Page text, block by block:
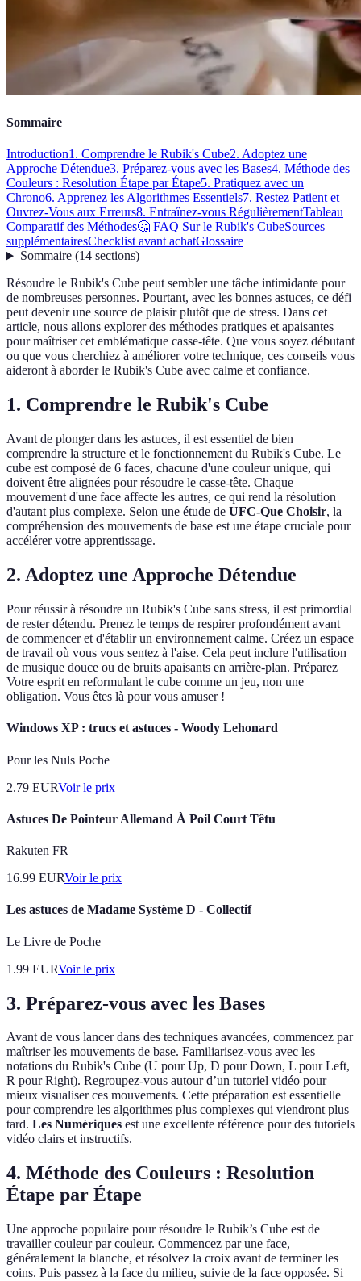
Sommaire
Introduction1. Comprendre le Rubik's Cube2. Adoptez une
Approche Détendue3. Préparez-vous avec les Bases4. Méthode des
Couleurs : Resolution Étape par Étape5. Pratiquez avec un
Chrono6. Apprenez les Algorithmes Essentiels7. Restez Patient et
Ouvrez-Vous aux Erreurs8. Entraînez-vous RégulièrementTableau
Comparatif des Méthodes🤔 FAQ Sur le Rubik's CubeSources
supplémentairesChecklist avant achatGlossaire
Sommaire(14 sections)
Résoudre le Rubik's Cube peut sembler une tâche intimidante pour
de nombreuses personnes. Pourtant, avec les bonnes astuces, ce défi
peut devenir une source de plaisir plutôt que de stress. Dans cet
article, nous allons explorer des méthodes pratiques et apaisantes
pour maîtriser cet emblématique casse-tête. Que vous soyez débutant
ou que vous cherchiez à améliorer votre technique, ces conseils vous
aideront à aborder le Rubik's Cube avec calme et confiance.
1. Comprendre le Rubik's Cube
Avant de plonger dans les astuces, il est essentiel de bien
comprendre la structure et le fonctionnement du Rubik's Cube. Le
cube est composé de 6 faces, chacune d'une couleur unique, qui
doivent être alignées pour résoudre le casse-tête. Chaque
mouvement d'une face affecte les autres, ce qui rend la résolution
d'autant plus complexe. Selon une étude de UFC-Que Choisir, la
compréhension des mouvements de base est une étape cruciale pour
accélérer votre apprentissage.
2. Adoptez une Approche Détendue
Pour réussir à résoudre un Rubik's Cube sans stress, il est primordial
de rester détendu. Prenez le temps de respirer profondément avant
de commencer et d'établir un environnement calme. Créez un espace
de travail où vous vous sentez à l'aise. Cela peut inclure l'utilisation
de musique douce ou de bruits apaisants en arrière-plan. Préparez
Votre esprit en reformulant le cube comme un jeu, non une
obligation. Vous êtes là pour vous amuser !
Windows XP : trucs et astuces - Woody Lehonard
Pour les Nuls Poche
2.79 EURVoir le prix
Astuces De Pointeur Allemand À Poil Court Têtu
Rakuten FR
16.99 EURVoir le prix
Les astuces de Madame Système D - Collectif
Le Livre de Poche
1.99 EURVoir le prix
3. Préparez-vous avec les Bases
Avant de vous lancer dans des techniques avancées, commencez par
maîtriser les mouvements de base. Familiarisez-vous avec les
notations du Rubik's Cube (U pour Up, D pour Down, L pour Left,
R pour Right). Regroupez-vous autour d’un tutoriel vidéo pour
mieux visualiser ces mouvements. Cette préparation est essentielle
pour comprendre les algorithmes plus complexes qui viendront plus
tard. Les Numériques est une excellente référence pour des tutoriels
vidéo clairs et instructifs.
4. Méthode des Couleurs : Resolution
Étape par Étape
Une approche populaire pour résoudre le Rubik’s Cube est de
travailler couleur par couleur. Commencez par une face,
généralement la blanche, et résolvez la croix avant de terminer les
coins. Puis passez à la face du milieu, suivie de la face opposée. Si